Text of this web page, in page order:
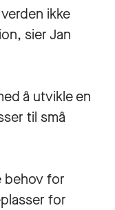
ikke
sier Jan
å utvikle en
til små
behov for
for